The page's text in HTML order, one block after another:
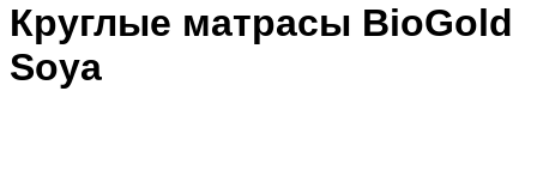
Круглые матрасы BioGold
Soya